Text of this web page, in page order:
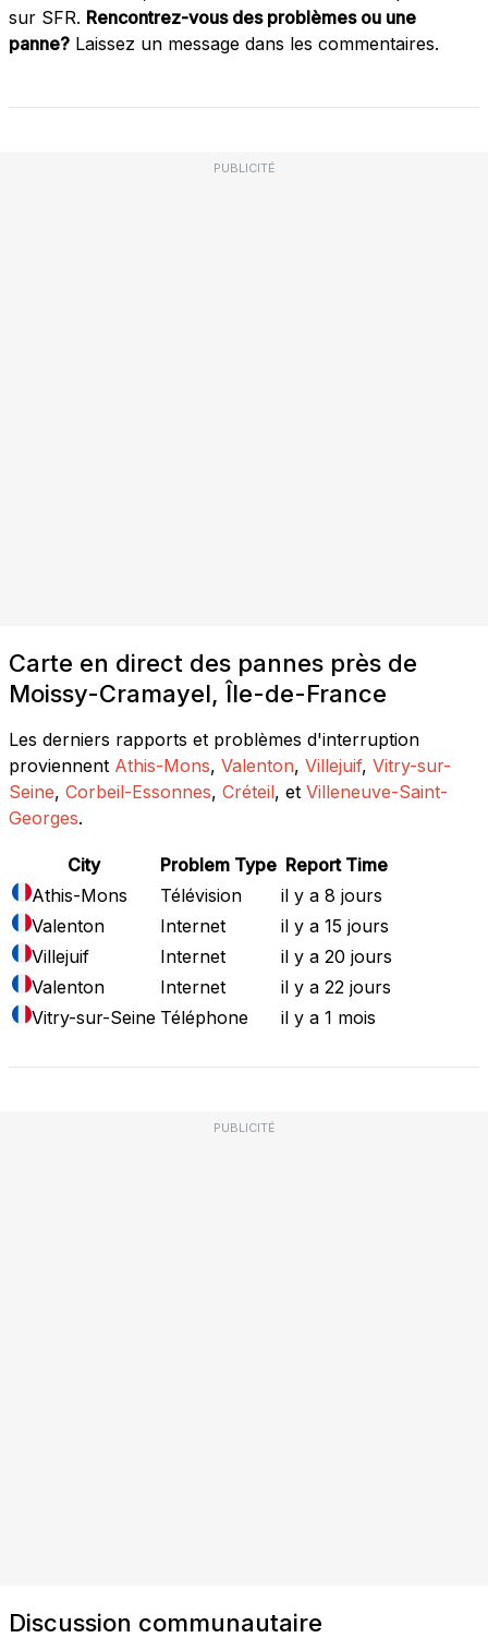
sur SFR. Rencontrez-vous des problèmes ou une
panne? Laissez un message dans les commentaires.
PUBLICITÉ
Carte en direct des pannes près de
Moissy-Cramayel, Île-de-France
Les derniers rapports et problèmes d'interruption
proviennent Athis-Mons, Valenton, Villejuif, Vitry-sur-
Seine, Corbeil-Essonnes, Créteil, et Villeneuve-Saint-
Georges.
City Problem Type Report Time
Athis-Mons
Télévision
il y a 8 jours
Valenton
Internet
il y a 15 jours
Villejuif
Internet
il y a 20 jours
Valenton
Internet
il y a 22 jours
Vitry-sur-Seine Téléphone il y a 1 mois
PUBLICITÉ
Discussion communautaire